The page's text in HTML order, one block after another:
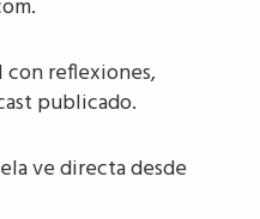
con reflexiones,
publicado.
ve directa desde